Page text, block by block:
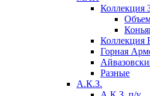
Коллекция
Коллекция
Горная
Разные
А.К.З.